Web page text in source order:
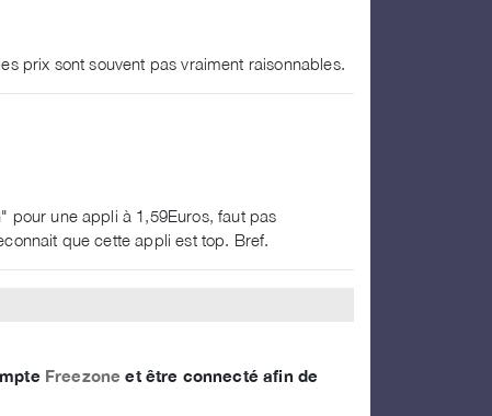
prix sont souvent pas vraiment raisonnables.
une appli à 1,59Euros, faut pas
que cette appli est top. Bref.
Freezone et être connecté afin de